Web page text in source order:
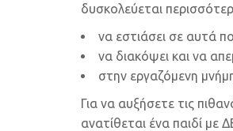
δυσκολεύεται
να εστιάσει σε αυτά
να διακόψει και να
στην εργαζόμενη
Για να αυξήσετε τις
ανατίθεται ένα παιδί με